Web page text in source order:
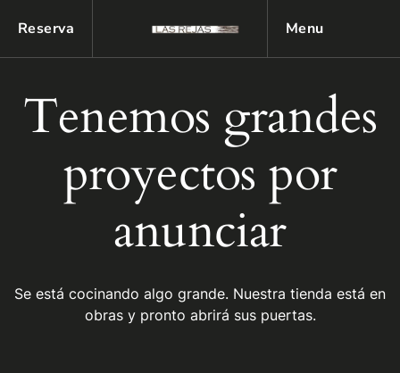
Reserva Menu
Tenemos grandes
proyectos por
anunciar
Se está cocinando algo grande. Nuestra tienda está en
obras y pronto abrirá sus puertas.